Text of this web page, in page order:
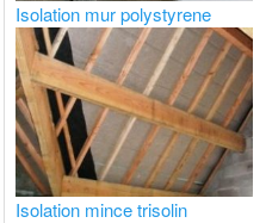
Isolation mur polystyrene
Isolation mince trisolin